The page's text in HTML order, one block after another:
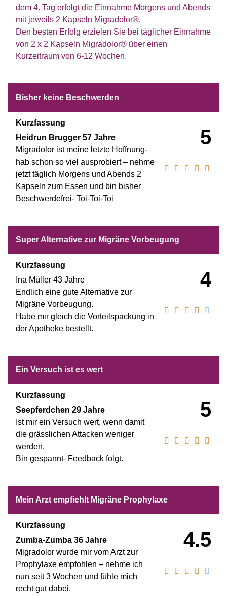
dem 4. Tag erfolgt die Einnahme Morgens und Abends
mit jeweils 2 Kapseln Migradolor®.
Den besten Erfolg erzielen Sie bei täglicher Einnahme
von 2 x 2 Kapseln Migradolor® über einen
Kurzeitraum von 6-12 Wochen.
Bisher keine Beschwerden
5
Kurzfassung
Heidrun Brugger 57 Jahre
Migradolor ist meine letzte Hoffnung-
hab schon so viel ausprobiert – nehme
jetzt täglich Morgens und Abends 2
Kapseln zum Essen und bin bisher
Beschwerdefrei- Toi-Toi-Toi
Super Alternative zur Migräne Vorbeugung
4
Kurzfassung
Ina Müller 43 Jahre
Endlich eine gute Alternative zur
Migräne Vorbeugung.
Habe mir gleich die Vorteilspackung in
der Apotheke bestellt.
Ein Versuch ist es wert
5
Kurzfassung
Seepferdchen 29 Jahre
Ist mir ein Versuch wert, wenn damit
die grässlichen Attacken weniger
werden.
Bin gespannt- Feedback folgt.
Mein Arzt empfiehlt Migräne Prophylaxe
4.5
Kurzfassung
Zumba-Zumba 36 Jahre
Migradolor wurde mir vom Arzt zur
Prophylaxe empfohlen – nehme ich
nun seit 3 Wochen und fühle mich
recht gut dabei.